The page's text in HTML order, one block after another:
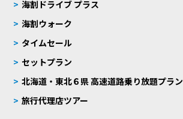
海割ドライブ プラス
海割ウォーク
タイムセール
セットプラン
北海道・東北６県 高速道路乗り放題プラン
旅行代理店ツアー